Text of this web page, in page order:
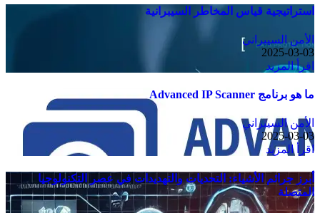
استراتيجية قياس المخاطر السيبرانية
الأمن السيبراني
2025-03-03
اقرأ المزيد
ما هو برنامج Advanced IP Scanner
الأمن السيبراني
2025-03-03
اقرأ المزيد
أبرز جرائم الأشياء: التحديات والتهديدات في عصر التكنولوجيا
المتصلة